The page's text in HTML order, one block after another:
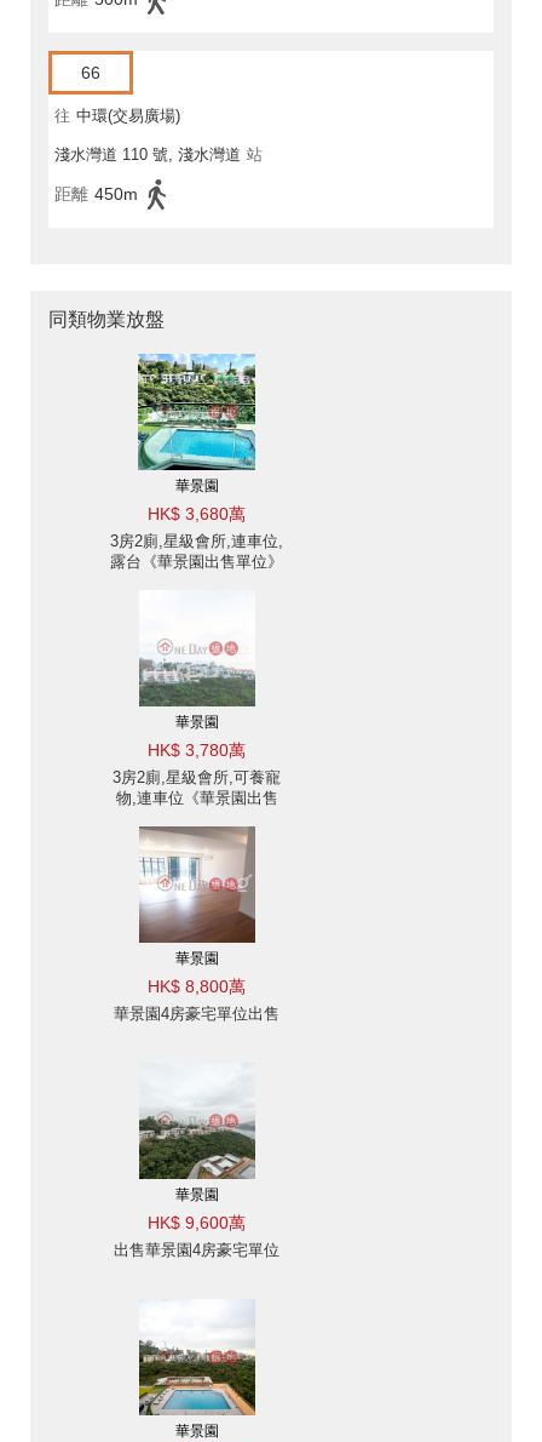
66
往 中環(交易廣場)
淺水灣道 110 號, 淺水灣道 站
距離 450m
同類物業放盤
華景園
HK$ 3,680萬
3房2廁,星級會所,連車位,
露台《華景園出售單位》
華景園
HK$ 3,780萬
3房2廁,星級會所,可養寵
物,連車位《華景園出售
華景園
HK$ 8,800萬
華景園4房豪宅單位出售
華景園
HK$ 9,600萬
出售華景園4房豪宅單位
華景園